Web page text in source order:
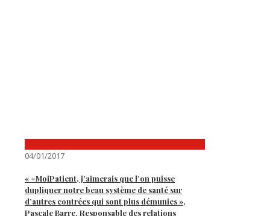
04/01/2017
« #MoiPatient, j’aimerais que l’on puisse
dupliquer notre beau système de santé sur
d’autres contrées qui sont plus démunies »,
Pascale Barre, Responsable des relations